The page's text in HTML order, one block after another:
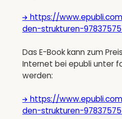
https://
den-strukturen-
Das E-Book kann zum
Internet bei epubli unter
werden:
https://
den-strukturen-